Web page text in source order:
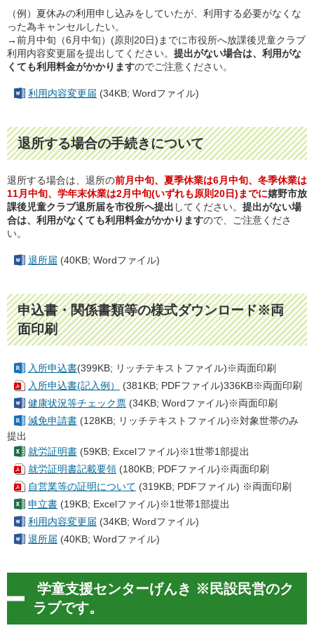
（例）夏休みの利用申し込みをしていたが、利用する必要がなくな
った為キャンセルしたい。
→前月中旬（6月中旬）(原則20日)までに市役所へ放課後児童クラブ
利用内容変更届を提出してください。 提出がない場合は、利用がな
くても利用料金がかかりますのでご注意ください。
利用内容変更届 (34KB; Wordファイル)
退所する場合の手続きについて
退所する場合は、退所の前月中旬、夏季休業は6月中旬、冬季休業は
11月中旬、学年末休業は2月中旬(いずれも原則20日)までに嬉野市放
課後児童クラブ退所届を市役所へ提出 してください。 提出がない場
合は、利用がなくても利用料金がかかりますので、ご注意くださ
い。
退所届 (40KB; Wordファイル)
申込書・関係書類等の様式ダウンロード※両
面印刷
入所申込書(399KB; リッチテキストファイル)※両面印刷
入所申込書(記入例）
(381KB; PDFファイル)336KB※両面印刷
健康状況等チェック票 (34KB; Wordファイル)※両面印刷
減免申請書 (128KB; リッチテキストファイル)※対象世帯のみ
提出
就労証明書 (59KB; Excelファイル)※1世帯1部提出
就労証明書記載要領 (180KB; PDFファイル)※両面印刷
自営業等の証明について (319KB; PDFファイル) ※両面印刷
申立書 (19KB; Excelファイル)※1世帯1部提出
利用内容変更届 (34KB; Wordファイル)
退所届 (40KB; Wordファイル)
学童支援センターげんき ※民設民営のク
ラブです。